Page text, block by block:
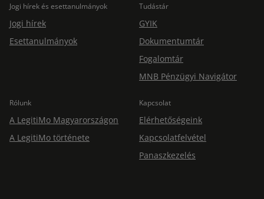
Jogi hírek és esettanulmányok
Jogi hírek
Esettanulmányok
Tudástár
GYIK
Dokumentumtár
Fogalomtár
MNB Pénzügyi Navigátor
Rólunk
A LegitiMo Magyarországon
A LegitiMo története
Kapcsolat
Elérhetőségeink
Kapcsolatfelvétel
Panaszkezelés